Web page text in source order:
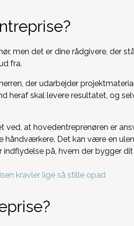
men det er dine rådgivere, der
fra.
der udarbejder
heraf skal levere resultatet, og
ved, at hovedentreprenøren er
håndværkere. Det kan være en
indflydelse på, hvem der bygger dit
kravler lige så stille opad